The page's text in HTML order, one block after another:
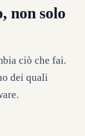
non solo
ciò che fai.
dei quali